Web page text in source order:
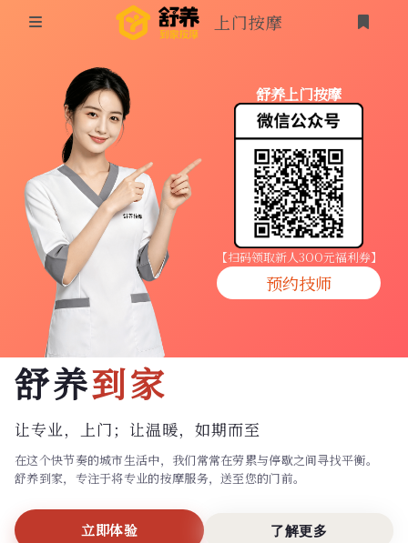
同城按摩
上门按摩
养生按摩
技师入驻
商家入驻
代理入驻
预约技师
上门按摩
登录
舒养上门按摩
【扫码领取新人3OO元福利券】
预约技师
舒养到家
让专业，上门； 让温暖，如期而至
在这个快节奏的城市生活中，我们常常在劳累与停歇之间寻找平衡。
舒养到家，专注于将专业的按摩服务，送至您的门前。
立即体验 了解更多